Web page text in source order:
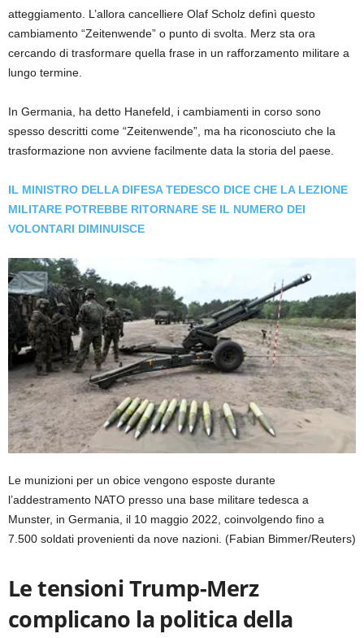
atteggiamento. L’allora cancelliere Olaf Scholz definì questo
cambiamento “Zeitenwende” o punto di svolta. Merz sta ora
cercando di trasformare quella frase in un rafforzamento militare a
lungo termine.
In Germania, ha detto Hanefeld, i cambiamenti in corso sono
spesso descritti come “Zeitenwende”, ma ha riconosciuto che la
trasformazione non avviene facilmente data la storia del paese.
IL MINISTRO DELLA DIFESA TEDESCO DICE CHE LA LEZIONE
MILITARE POTREBBE RITORNARE SE IL NUMERO DEI
VOLONTARI DIMINUISCE
Le munizioni per un obice vengono esposte durante
l’addestramento NATO presso una base militare tedesca a
Munster, in Germania, il 10 maggio 2022, coinvolgendo fino a
7.500 soldati provenienti da nove nazioni. (Fabian Bimmer/Reuters)
Le tensioni Trump-Merz
complicano la politica della